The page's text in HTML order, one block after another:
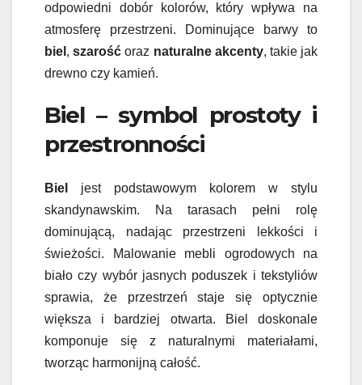
odpowiedni dobór kolorów, który wpływa na
atmosferę przestrzeni. Dominujące barwy to
biel ,szarość oraz naturalne akcenty, takie jak
drewno czy kamień.
Biel – symbol prostoty i
przestronności
Biel
jest podstawowym kolorem w stylu
skandynawskim. Na tarasach pełni rolę
dominującą, nadając przestrzeni lekkości i
świeżości. Malowanie mebli ogrodowych na
biało czy wybór jasnych poduszek i tekstyliów
sprawia, że przestrzeń staje się optycznie
większa i bardziej otwarta. Biel doskonale
komponuje się z naturalnymi materiałami,
tworząc harmonijną całość.